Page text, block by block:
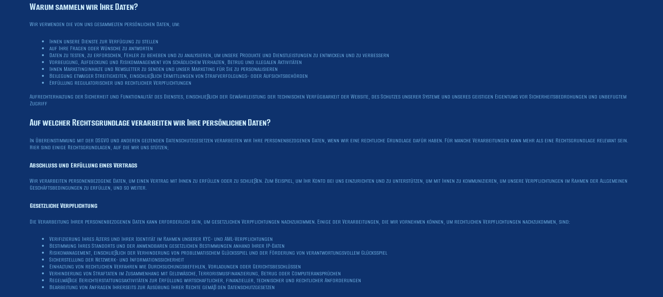
Warum sammeln wir Ihre Daten?
Wir verwenden die von uns gesammelten persönlichen Daten, um:
Ihnen unsere Dienste zur Verfügung zu stellen
auf Ihre Fragen oder Wünsche zu antworten
Daten zu testen, zu erforschen, Fehler zu beheben und zu analysieren, um unsere Produkte und Dienstleistungen zu entwickeln und zu verbessern
Vorbeugung, Aufdeckung und Risikomanagement von schädlichem Verhalten, Betrug und illegalen Aktivitäten
Ihnen Marketinginhalte und Newsletter zu senden und unser Marketing für Sie zu personalisieren
Beilegung etwaiger Streitigkeiten, einschließlich Ermittlungen von Strafverfolgungs- oder Aufsichtsbehörden
Erfüllung regulatorischer und rechtlicher Verpflichtungen
Aufrechterhaltung der Sicherheit und Funktionalität des Dienstes, einschließlich der Gewährleistung der technischen Verfügbarkeit der Website, des Schutzes unserer Systeme und unseres geistigen Eigentums vor Sicherheitsbedrohungen und unbefugtem
Zugriff
Auf welcher Rechtsgrundlage verarbeiten wir Ihre persönlichen Daten?
In Übereinstimmung mit der DSGVO und anderen geltenden Datenschutzgesetzen verarbeiten wir Ihre personenbezogenen Daten, wenn wir eine rechtliche Grundlage dafür haben. Für manche Verarbeitungen kann mehr als eine Rechtsgrundlage relevant sein.
Hier sind einige Rechtsgrundlagen, auf die wir uns stützen;
Abschluss und Erfüllung eines Vertrags
Wir verarbeiten personenbezogene Daten, um einen Vertrag mit Ihnen zu erfüllen oder zu schließen. Zum Beispiel, um Ihr Konto bei uns einzurichten und zu unterstützen, um mit Ihnen zu kommunizieren, um unsere Verpflichtungen im Rahmen der Allgemeinen
Geschäftsbedingungen zu erfüllen, und so weiter.
Gesetzliche Verpflichtung
Die Verarbeitung Ihrer personenbezogenen Daten kann erforderlich sein, um gesetzlichen Verpflichtungen nachzukommen. Einige der Verarbeitungen, die wir vornehmen können, um rechtlichen Verpflichtungen nachzukommen, sind:
Verifizierung Ihres Alters und Ihrer Identität im Rahmen unserer KYC- und AML-Verpflichtungen
Bestimmung Ihres Standorts und der anwendbaren gesetzlichen Bestimmungen anhand Ihrer IP-Daten
Risikomanagement, einschließlich der Verhinderung von problematischem Glücksspiel und der Förderung von verantwortungsvollem Glücksspiel
Sicherstellung der Netzwerk- und Informationssicherheit
Einhaltung von rechtlichen Verfahren wie Durchsuchungsbefehlen, Vorladungen oder Gerichtsbeschlüssen
Verhinderung von Straftaten im Zusammenhang mit Geldwäsche, Terrorismusfinanzierung, Betrug oder Computeransprüchen
Regelmäßige Berichterstattungsaktivitäten zur Erfüllung wirtschaftlicher, finanzieller, technischer und rechtlicher Anforderungen
Bearbeitung von Anfragen Ihrerseits zur Ausübung Ihrer Rechte gemäß den Datenschutzgesetzen